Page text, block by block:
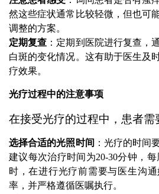
然这些症状通常比较轻微，但也可
调整的方案。
定期复查 ：定期到医院进行复查，
白斑的变化情况。这有助于医生及
疗效果。
光疗过程中的注意事项
在接受光疗的过程中，患者需
选择合适的光照时间 ：光疗的时间
建议每次治疗时间为20-30分钟，
时，在进行光疗前需要与医生沟
率，并严格遵循医嘱执行。